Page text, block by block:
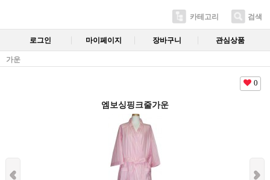
카테고리 검색
로그인 마이페이지 장바구니 관심상품
가운
0
엠보싱핑크줄가운